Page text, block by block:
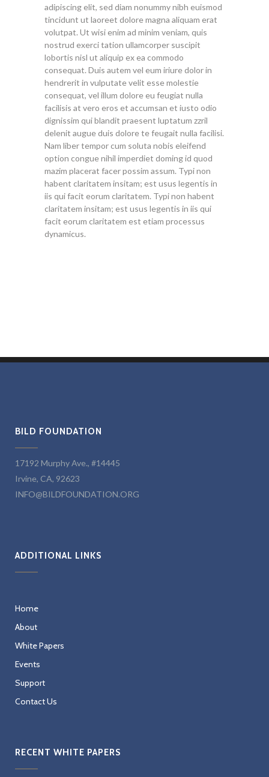
adipiscing elit, sed diam nonummy nibh euismod
tincidunt ut laoreet dolore magna aliquam erat
volutpat. Ut wisi enim ad minim veniam, quis
nostrud exerci tation ullamcorper suscipit
lobortis nisl ut aliquip ex ea commodo
consequat. Duis autem vel eum iriure dolor in
hendrerit in vulputate velit esse molestie
consequat, vel illum dolore eu feugiat nulla
facilisis at vero eros et accumsan et iusto odio
dignissim qui blandit praesent luptatum zzril
delenit augue duis dolore te feugait nulla facilisi.
Nam liber tempor cum soluta nobis eleifend
option congue nihil imperdiet doming id quod
mazim placerat facer possim assum. Typi non
habent claritatem insitam; est usus legentis in
iis qui facit eorum claritatem. Typi non habent
claritatem insitam; est usus legentis in iis qui
facit eorum claritatem est etiam processus
dynamicus.
BILD FOUNDATION
17192 Murphy Ave., #14445
Irvine, CA, 92623
INFO@BILDFOUNDATION.ORG
ADDITIONAL LINKS
Home
About
White Papers
Events
Support
Contact Us
RECENT WHITE PAPERS